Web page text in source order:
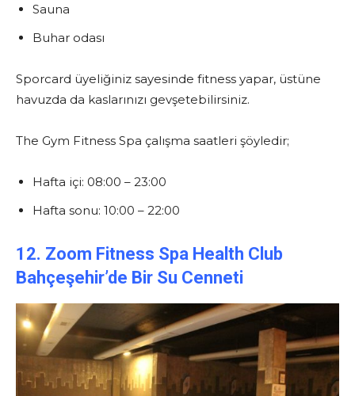
Sauna
Buhar odası
Sporcard üyeliğiniz sayesinde fitness yapar, üstüne
havuzda da kaslarınızı gevşetebilirsiniz.
The Gym Fitness Spa çalışma saatleri şöyledir;
Hafta içi: 08:00 – 23:00
Hafta sonu: 10:00 – 22:00
12. Zoom Fitness Spa Health Club
Bahçeşehir’de Bir Su Cenneti